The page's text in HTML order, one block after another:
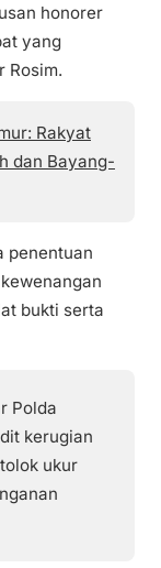
honorer
yang
Rosim.
Rakyat
dan Bayang-
penentuan
bukti serta
Polda
kerugian
ukur